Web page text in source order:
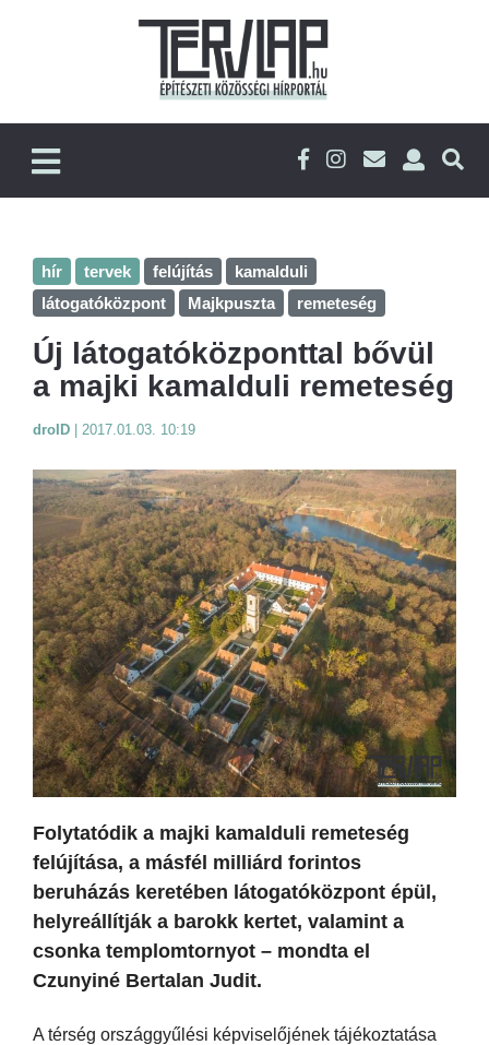
hír tervek felújítás
kamalduli
látogatóközpont
Majkpuszta remeteség
Új látogatóközponttal bővül
a majki kamalduli remeteség
droID 2017.01.03. 10:19
Folytatódik a majki kamalduli remeteség
felújítása, a másfél milliárd forintos
beruházás keretében látogatóközpont épül,
helyreállítják a barokk kertet, valamint a
csonka templomtornyot – mondta el
Czunyiné Bertalan Judit.
A térség országgyűlési képviselőjének tájékoztatása